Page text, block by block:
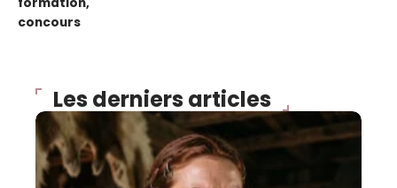
formation,
concours
Les derniers articles